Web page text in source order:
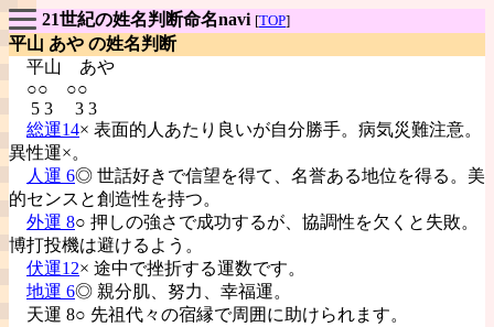
21世紀の姓名判断命名navi [TOP]
平山 あや の姓名判断
平山 あや
○○ ○○
5 3 3 3
総運14× 表面的人あたり良いが自分勝手。病気災難注意。
異性運×。
人運 6◎ 世話好きで信望を得て、名誉ある地位を得る。美
的センスと創造性を持つ。
外運 8○ 押しの強さで成功するが、協調性を欠くと失敗。
博打投機は避けるよう。
伏運12× 途中で挫折する運数です。
地運 6◎ 親分肌、努力、幸福運。
天運 8○ 先祖代々の宿縁で周囲に助けられます。